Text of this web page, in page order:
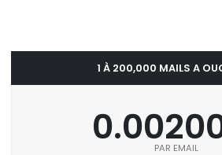
1 À 200,000 MAILS A
PAR EMAIL